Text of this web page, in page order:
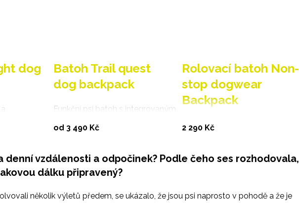
dog
psí
Batoh Trail quest
dog backpack
Funkční psí batoh s integrovaným
postrojem, který kombinuje
od 3 490 KčVybrat variantu
Rolovací batoh Non-
stop dogwear
Backpack
40l batoh se dvěma kapsami je
2 290 Kč
denní vzdálenosti a odpočinek? Podle čeho ses rozhodovala,
dálku připravený?
několik výletů předem, se ukázalo, že jsou psi naprosto v pohodě a že je